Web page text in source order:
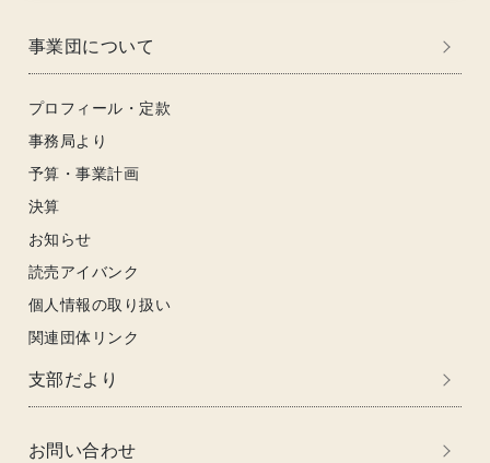
事業団について
プロフィール・定款
事務局より
予算・事業計画
決算
お知らせ
読売アイバンク
個人情報の取り扱い
関連団体リンク
支部だより
お問い合わせ